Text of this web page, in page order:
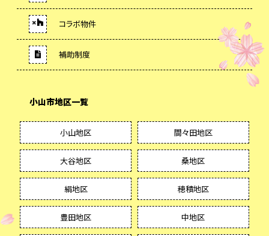
コラボ物件
補助制度
小山市地区一覧
小山地区 間々田地区
大谷地区 桑地区
絹地区 穂積地区
豊田地区 中地区